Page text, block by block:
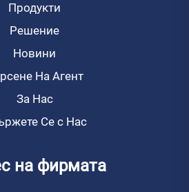
Продукти
Решение
Новини
На Агент
За Нас
Се с Нас
на фирмата